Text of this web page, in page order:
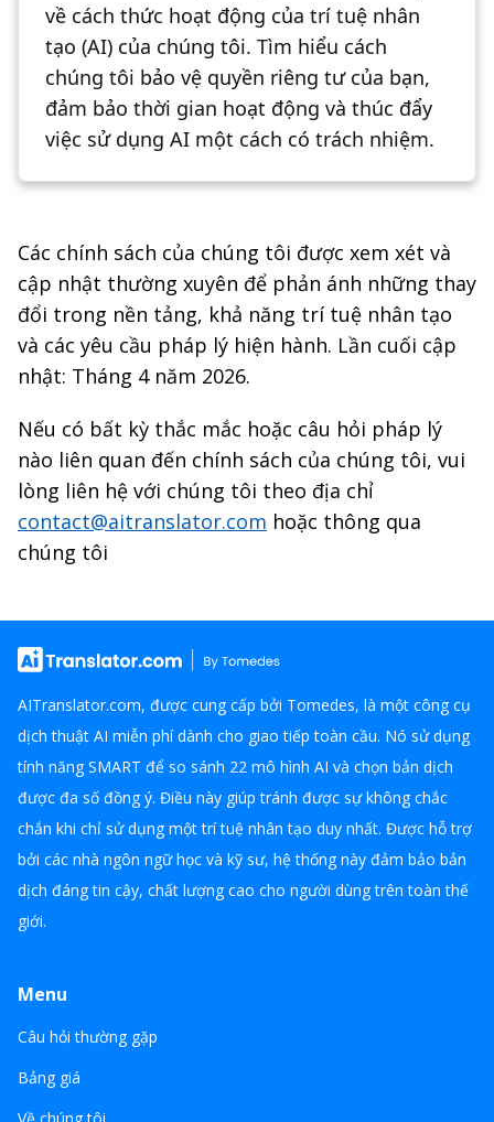
về cách thức hoạt động của trí tuệ nhân
tạo (AI) của chúng tôi. Tìm hiểu cách
chúng tôi bảo vệ quyền riêng tư của bạn,
đảm bảo thời gian hoạt động và thúc đẩy
việc sử dụng AI một cách có trách nhiệm.
Các chính sách của chúng tôi được xem xét và
cập nhật thường xuyên để phản ánh những thay
đổi trong nền tảng, khả năng trí tuệ nhân tạo
và các yêu cầu pháp lý hiện hành. Lần cuối cập
nhật: Tháng 4 năm 2026.
Nếu có bất kỳ thắc mắc hoặc câu hỏi pháp lý
nào liên quan đến chính sách của chúng tôi, vui
lòng liên hệ với chúng tôi theo địa chỉ
contact@aitranslator.com hoặc thông qua
chúng tôi
AITranslator.com, được cung cấp bởi Tomedes, là một công cụ
dịch thuật AI miễn phí dành cho giao tiếp toàn cầu. Nó sử dụng
tính năng SMART để so sánh 22 mô hình AI và chọn bản dịch
được đa số đồng ý. Điều này giúp tránh được sự không chắc
chắn khi chỉ sử dụng một trí tuệ nhân tạo duy nhất. Được hỗ trợ
bởi các nhà ngôn ngữ học và kỹ sư, hệ thống này đảm bảo bản
dịch đáng tin cậy, chất lượng cao cho người dùng trên toàn thế
giới.
Menu
Câu hỏi thường gặp
Bảng giá